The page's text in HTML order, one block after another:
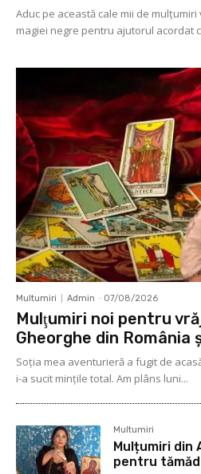
Aduc pe această cale mii de
magiei negre pentru ajutorul acordat
Multumiri Admin - 07/08/2026
Mulţumiri noi pentru
Gheorghe din România
Soţia mea aventurieră a fugit de
i-a sucit mințile total. Am plâns luni...
Multumiri
Mulțumiri din
pentru